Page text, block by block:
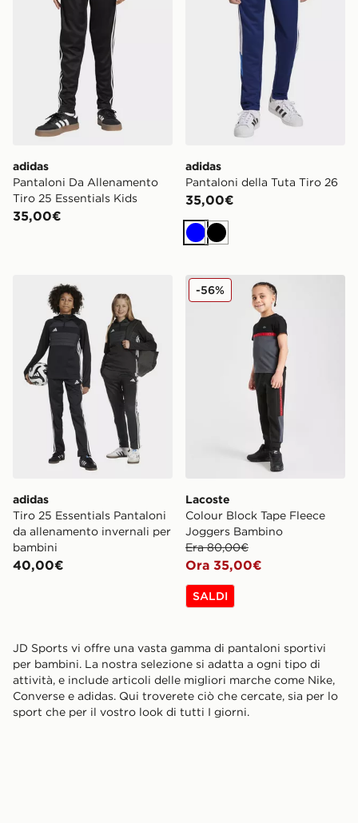
adidas
Pantaloni Da Allenamento
Tiro 25 Essentials Kids
35,00€
adidas
Pantaloni della Tuta Tiro 26
35,00€
BluNero
adidas Tiro 25 Essentials Pantaloni da allenamento
adidas
Tiro 25 Essentials Pantaloni
da allenamento invernali per
bambini
40,00€
Lacoste Colour Block
Lacoste
Colour Block Tape Fleece
Joggers Bambino
Era 80,00€
Ora 35,00€
-56%
SALDI
JD Sports vi offre una vasta gamma di pantaloni sportivi
per bambini. La nostra selezione si adatta a ogni tipo di
attività, e include articoli delle migliori marche come Nike,
Converse e adidas. Qui troverete ciò che cercate, sia per lo
sport che per il vostro look di tutti I giorni.